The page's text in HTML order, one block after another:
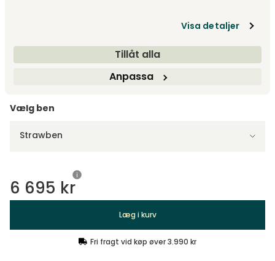
Visa detaljer
Tillåt alla
Anpassa
Fra6 695 kr
Vælg ben
Strawben
6 695 kr
Læg i kurv
Fri fragt vid køp øver 3.990 kr